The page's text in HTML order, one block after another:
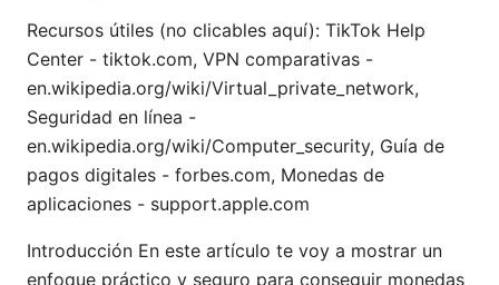
Recursos útiles (no clicables aquí): TikTok Help
Center - tiktok.com, VPN comparativas -
en.wikipedia.org/wiki/Virtual_private_network,
Seguridad en línea -
en.wikipedia.org/wiki/Computer_security, Guía de
pagos digitales - forbes.com, Monedas de
aplicaciones - support.apple.com
Introducción En este artículo te voy a mostrar un
enfoque práctico y seguro para conseguir monedas